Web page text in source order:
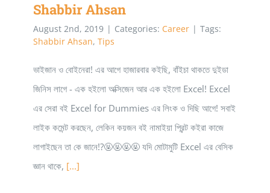
Shabbir Ahsan
August 2nd, 2019 | Categories: Career | Tags:
Shabbir Ahsan, Tips
ভাইজান ও বোইনেরা! এর আগে হাজারবার কইছি, বাঁইচা থাকতে দুইডা
জিনিস লাগে - এক হইলো অক্সিজেন আর এক হইলো Excel! Excel
এর সেরা বই Excel for Dummies এর লিংক ও দিছি আগে! সবাই
লাইক কমেন্ট করছেন, লেকিন কয়জন বই নামাইয়া প্রিন্ট কইরা কাজে
লাগাইছেন তা কে জানে!?🤬🤬🤬🤬 যদি মোটামুটি Excel এর বেসিক
জ্ঞান থাকে, [...]